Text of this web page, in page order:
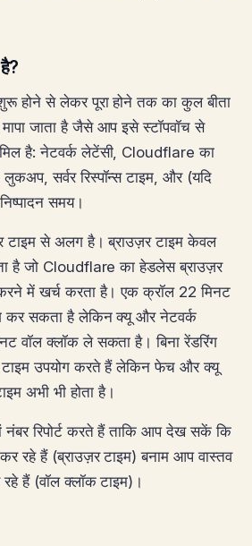
होने से लेकर पूरा होने तक का कुल बीता
जाता है जैसे आप इसे स्टॉपवॉच से
है: नेटवर्क लेटेंसी, Cloudflare का
सर्वर रिस्पॉन्स टाइम, और (यदि
समय।
टाइम से अलग है। ब्राउज़र टाइम केवल
है जो Cloudflare का हेडलेस ब्राउज़र
में खर्च करता है। एक क्रॉल 22 मिनट
कर सकता है लेकिन क्यू और नेटवर्क
वॉल क्लॉक ले सकता है। बिना रेंडरिंग
टाइम उपयोग करते हैं लेकिन फेच और क्यू
अभी भी होता है।
नंबर रिपोर्ट करते हैं ताकि आप देख सकें कि
रहे हैं (ब्राउज़र टाइम) बनाम आप वास्तव
रहे हैं (वॉल क्लॉक टाइम)।